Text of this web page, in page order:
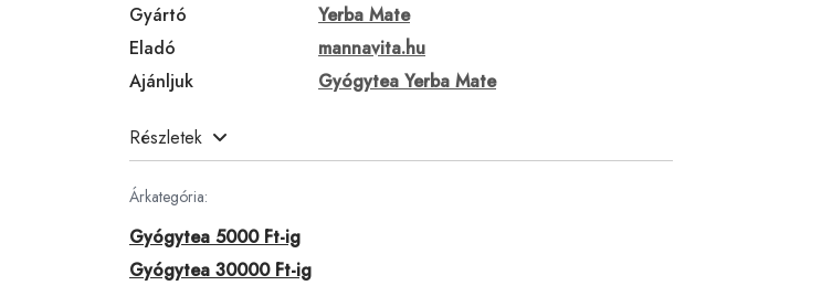
Gyártó
Yerba Mate
Eladó
mannavita.hu
Ajánljuk
Gyógytea Yerba Mate
Részletek
Árkategória:
Gyógytea 5000 Ft-ig
Gyógytea 30000 Ft-ig